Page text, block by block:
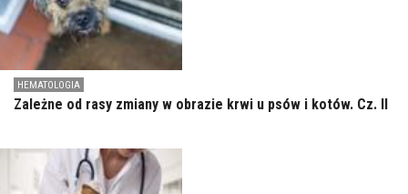
HEMATOLOGIA
Zależne od rasy zmiany w obrazie krwi u psów i kotów. Cz. II